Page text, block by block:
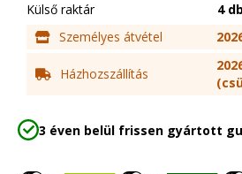
Külső raktár
4 db
Személyes átvétel
Házhozszállítás
3 éven belül frissen gyártott